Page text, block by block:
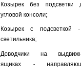
Козырек без подсветки
угловой консоли;
Козырек с подсветкой
светильника;
Доводчики на
ящиках -